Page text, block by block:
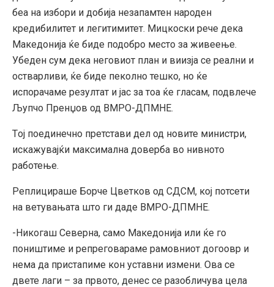
беа на избори и добија незапамтен народен
кредибилитет и легитимитет. Мицкоски рече дека
Македонија ќе биде подобро место за живеење.
Убеден сум дека неговиот план и виизја се реални и
остварливи, ќе биде пеколно тешко, но ќе
испорачаме резултат и јас за тоа ќе гласам, подвлече
Љупчо Пренџов од ВМРО-ДПМНЕ.
Tој поединечно претстави дел од новите министри,
искажувајќи максимална доверба во нивното
работење.
Реплицираше Борче Цветков од СДСМ, кој потсети
на ветувањата што ги даде ВМРО-ДПМНЕ.
-Никогаш Северна, само Македонија или ќе го
поништиме и репреговараме рамовниот догоовр и
нема да пристапиме кон уставни измени. Ова се
двете лаги – за првото, денес се разобличува цела